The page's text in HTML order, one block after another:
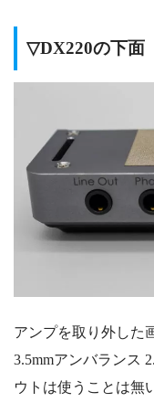
▽DX220の下面
アンプを取り外した
3.5mmアンバランス
ウトは使うことは無